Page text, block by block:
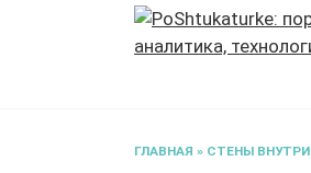
ГЛАВНАЯ » СТЕНЫ ВНУТРИ